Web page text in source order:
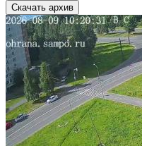
Скачать архив